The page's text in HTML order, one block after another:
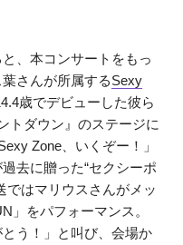
、本コンサートをもっ
さんが所属するSexy
歳でデビューした彼ら
トダウン』のステージに
Zone、いくぞー！」
去に贈った“セクシーポ
ではマリウスさんがメッ
」をパフォーマンス。
う！」と叫び、会場か